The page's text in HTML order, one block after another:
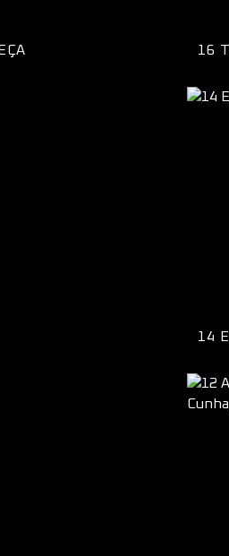
16
14